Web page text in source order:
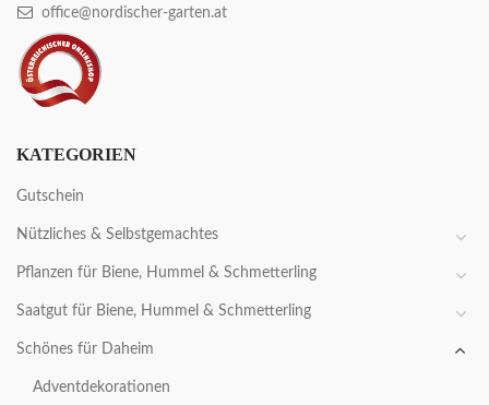
office@nordischer-garten.at
KATEGORIEN
Gutschein
Nützliches & Selbstgemachtes
Pflanzen für Biene, Hummel & Schmetterling
Saatgut für Biene, Hummel & Schmetterling
Schönes für Daheim
Adventdekorationen